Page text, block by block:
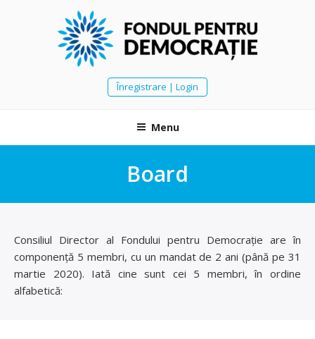
FONDUL PENTRU DEMOCRAȚIE
mulți și puternici. Vom găsi și vom susține acei campioni civici care au
Înregistrare | Login
Menu
Board
Consiliul Director al Fondului pentru Democrație are în
componență 5 membri, cu un mandat de 2 ani (până pe 31
martie 2020). Iată cine sunt cei 5 membri, în ordine
alfabetică: